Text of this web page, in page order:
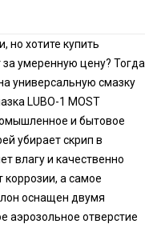
но хотите купить
умеренную цену? Тогда
универсальную смазку
LUBO-1 MOST
и бытовое
убирает скрип в
влагу и качественно
а самое
оснащен двумя
аэрозольное отверстие